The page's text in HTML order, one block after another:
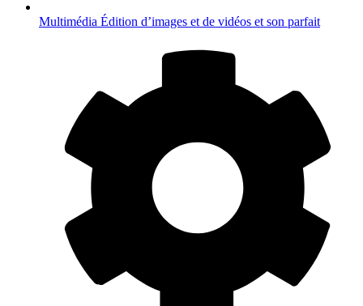
Multimédia Édition d’images et de vidéos et son parfait